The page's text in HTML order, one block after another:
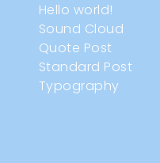
Hello world!
Sound Cloud
Quote Post
Standard Post
Typography